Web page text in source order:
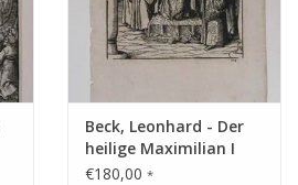
Beck, Leonhard - Der
heilige Maximilian I
€180,00 *